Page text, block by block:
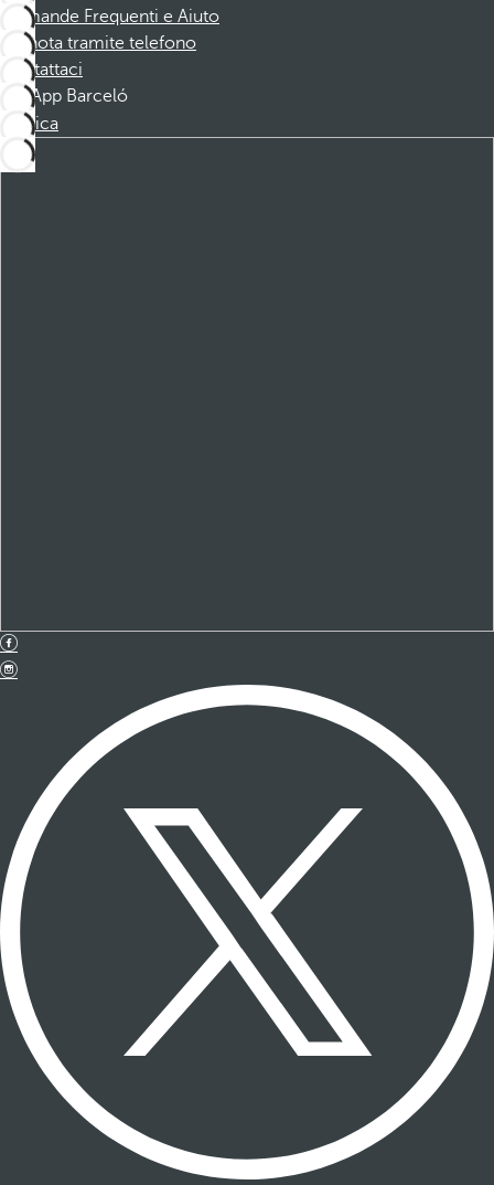
Domande Frequenti e Aiuto
Prenota tramite telefono
Contattaci
App Barceló
Scarica